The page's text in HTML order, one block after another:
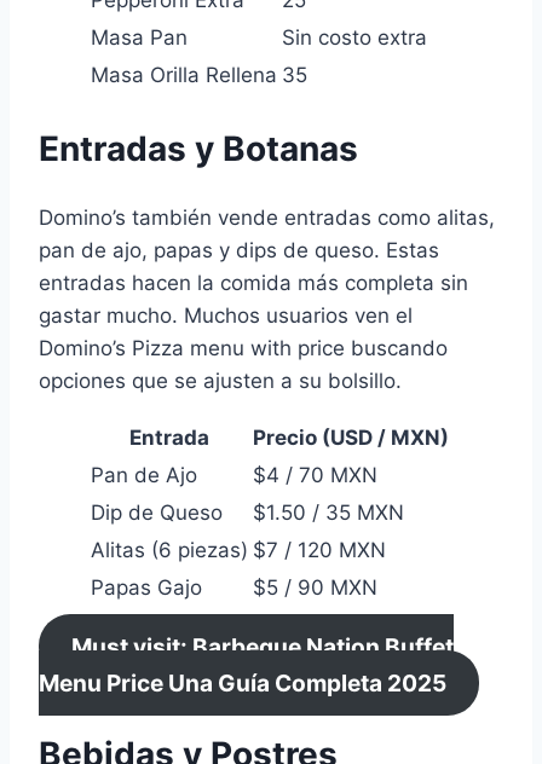
Masa Pan
Sin costo extra
Masa Orilla Rellena 35
Entradas y Botanas
Domino’s también vende entradas como alitas,
pan de ajo, papas y dips de queso. Estas
entradas hacen la comida más completa sin
gastar mucho. Muchos usuarios ven el
Domino’s Pizza menu with price buscando
opciones que se ajusten a su bolsillo.
Entrada
Precio (USD / MXN)
Pan de Ajo
$4 / 70 MXN
Dip de Queso
$1.50 / 35 MXN
Alitas (6 piezas) $7 / 120 MXN
Papas Gajo
$5 / 90 MXN
Must visit: Barbeque Nation Buffet
Menu Price Una Guía Completa 2025
Bebidas y Postres